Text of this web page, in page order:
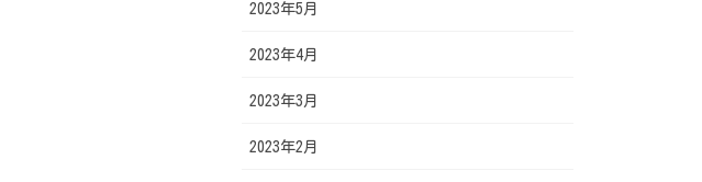
2023年5月
2023年4月
2023年3月
2023年2月